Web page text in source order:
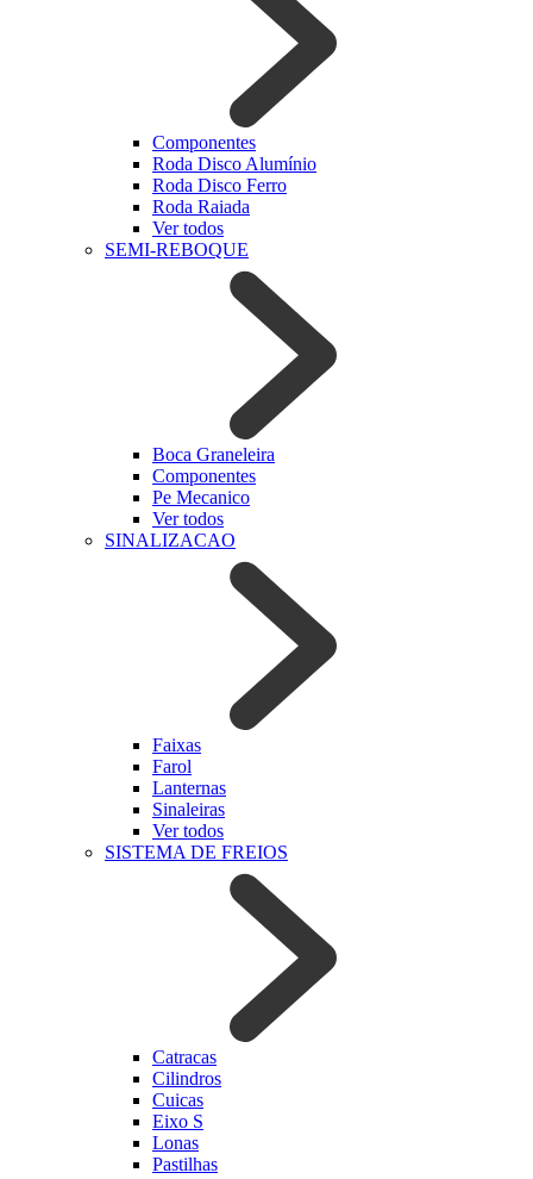
Componentes
Roda Disco Alumínio
Roda Disco Ferro
Roda Raiada
Ver todos
SEMI-REBOQUE
Boca Graneleira
Componentes
Pe Mecanico
Ver todos
SINALIZACAO
Faixas
Farol
Lanternas
Sinaleiras
Ver todos
SISTEMA DE FREIOS
Catracas
Cilindros
Cuicas
Eixo S
Lonas
Pastilhas